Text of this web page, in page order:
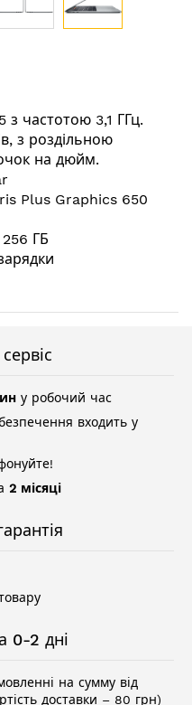
частотою 3,1 ГГц.
з роздільною
на дюйм.
Plus Graphics 650
ГБ
у робочий час
входить у
2 місяці
0-2 дні
на сумму від
доставки – 80 грн)